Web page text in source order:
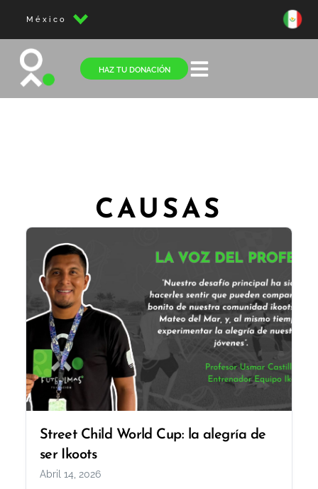
México
HAZ TU DONACIÓN
CAUSAS
Street Child World Cup: la alegría de
ser Ikoots
Abril 14, 2026